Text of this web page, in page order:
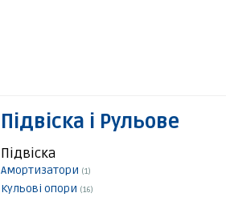
Підвіска і Рульове
Підвіска
Амортизатори (1)
Кульові опори (16)